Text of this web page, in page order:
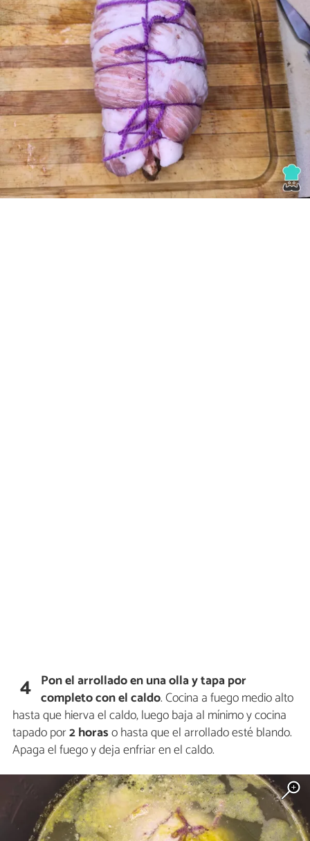
4 Pon el arrollado en una olla y tapa por
completo con el caldo. Cocina a fuego medio alto
hasta que hierva el caldo, luego baja al mínimo y cocina
tapado por2 horaso hasta que el arrollado esté blando.
Apaga el fuego y deja enfriar en el caldo.